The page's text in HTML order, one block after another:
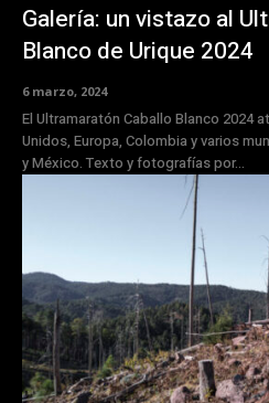
Galería: un vistazo al
Blanco de Urique 2024
6 marzo, 2024
El Ultramaratón Caballo Blanco 2024
Unidos, Europa, Colombia y varios
y México. Texto y fotografías por...